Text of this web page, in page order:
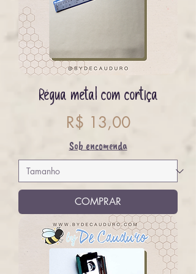
Régua metal com cortiça
Preço
R$ 13,00
Sob encomenda
COMPRAR